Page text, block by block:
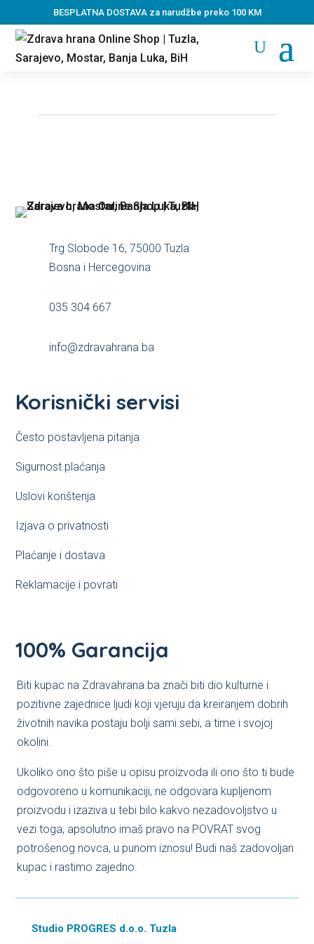
BESPLATNA DOSTAVA za narudžbe preko 100 KM
Trg Slobode 16, 75000 Tuzla
Bosna i Hercegovina
035 304 667
info@zdravahrana.ba
Korisnički servisi
Često postavljena pitanja
Sigurnost plaćanja
Uslovi korištenja
Izjava o privatnosti
Plaćanje i dostava
Reklamacije i povrati
100% Garancija
Biti kupac na Zdravahrana.ba znači biti dio kulturne i
pozitivne zajednice ljudi koji vjeruju da kreiranjem dobrih
životnih navika postaju bolji sami sebi, a time i svojoj
okolini.
Ukoliko ono što piše u opisu proizvoda ili ono što ti bude
odgovoreno u komunikaciji, ne odgovara kupljenom
proizvodu i izaziva u tebi bilo kakvo nezadovoljstvo u
vezi toga, apsolutno imaš pravo na POVRAT svog
potrošenog novca, u punom iznosu! Budi naš zadovoljan
kupac i rastimo zajedno.
Studio PROGRES d.o.o. Tuzla